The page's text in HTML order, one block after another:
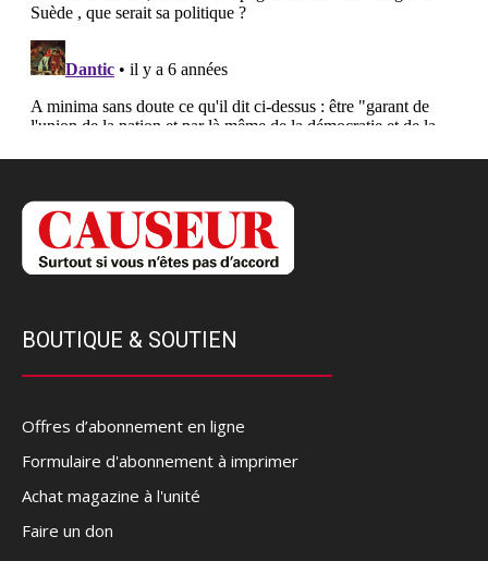
BOUTIQUE & SOUTIEN
Offres d’abonnement en ligne
Formulaire d'abonnement à imprimer
Achat magazine à l'unité
Faire un don